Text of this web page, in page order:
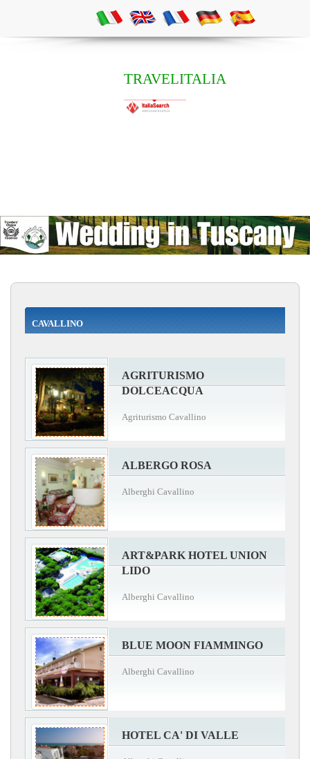
TRAVELITALIA
CAVALLINO
AGRITURISMO
DOLCEACQUA
Agriturismo Cavallino
ALBERGO ROSA
Alberghi Cavallino
ART&PARK HOTEL UNION
LIDO
Alberghi Cavallino
BLUE MOON FIAMMINGO
Alberghi Cavallino
HOTEL CA' DI VALLE